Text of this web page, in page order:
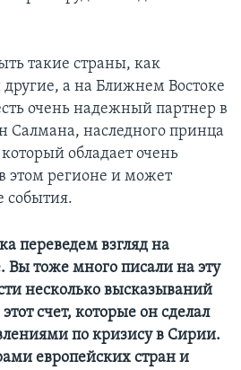
такие страны, как
а на Ближнем Востоке
очень надежный партнер в
наследного принца
обладает очень
этом регионе и может
события.
переведем взгляд на
Вы тоже много писали на эту
несколько высказываний
счет, которые он сделал
по кризису в Сирии.
европейских стран и